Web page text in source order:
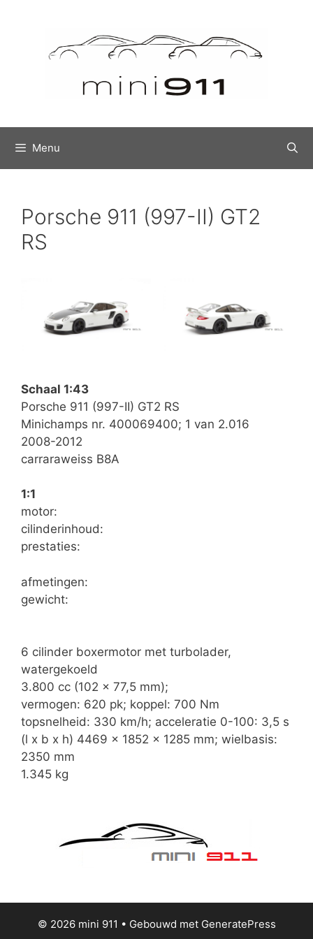
Menu
Porsche 911 (997-II) GT2
RS
Schaal 1:43
Porsche 911 (997-II) GT2 RS
Minichamps nr. 400069400; 1 van 2.016
2008-2012
carraraweiss B8A
1:1
motor:
cilinderinhoud:
prestaties:
afmetingen:
gewicht:
6 cilinder boxermotor met turbolader,
watergekoeld
3.800 cc (102 x 77,5 mm);
vermogen: 620 pk; koppel: 700 Nm
topsnelheid: 330 km/h; acceleratie 0-100: 3,5 s
(l x b x h) 4469 x 1852 x 1285 mm; wielbasis:
2350 mm
1.345 kg
© 2026 mini 911 • Gebouwd met GeneratePress